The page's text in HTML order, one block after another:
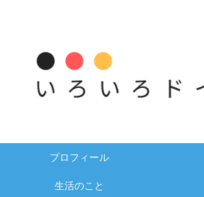
プロフィール
生活のこと